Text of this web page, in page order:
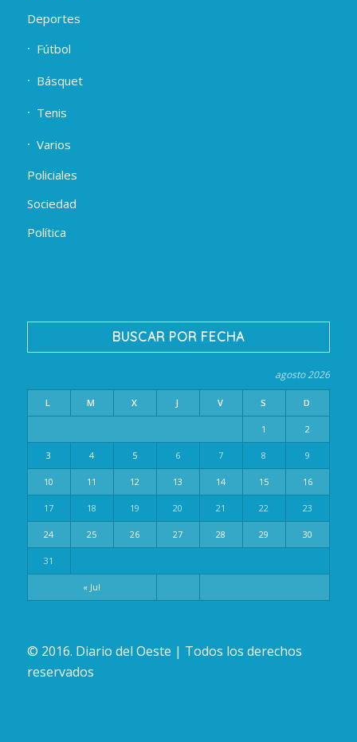
Deportes
Fútbol
Básquet
Tenis
Varios
Policiales
Sociedad
Política
BUSCAR POR FECHA
agosto 2026
L M X J V S D
« Jul
1 2
3 4 5 6 7 8 9
10 11 12 13 14 15 16
17 18 19 20 21 22 23
24 25 26 27 28 29 30
31
© 2016. Diario del Oeste | Todos los derechos
reservados